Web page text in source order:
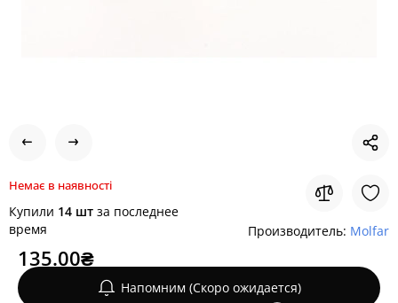
Немає в наявності
Купили 14 шт за последнее
время
Производитель: Molfar
135.00₴
Напомним (Скоро ожидается)